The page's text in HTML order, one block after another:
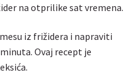
na otprilike sat vremena.
iz frižidera i napraviti
Ovaj recept je